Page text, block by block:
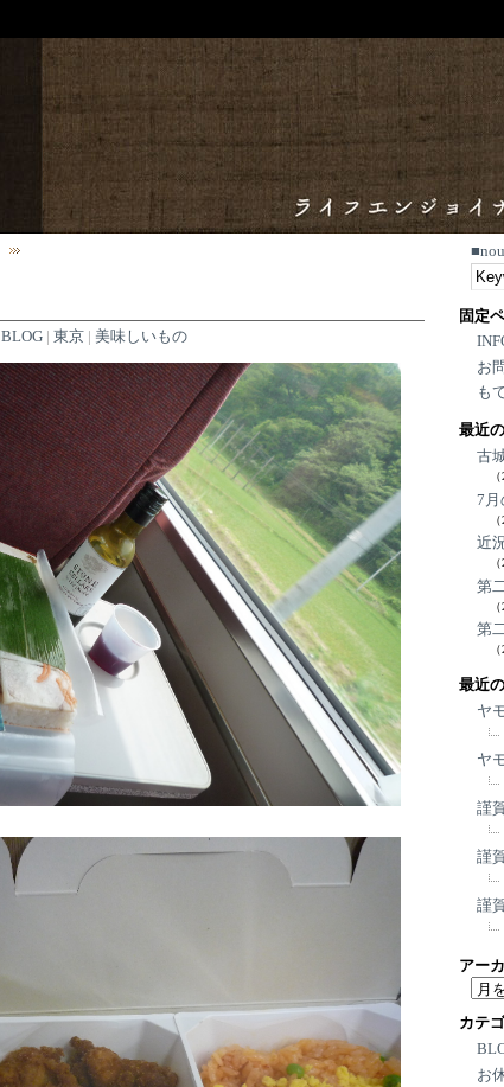
BLOG| 東京| 美味しいもの
固定
お
も
最近
古
7月
近
第
第
最近
ヤ
ヤ
謹
謹
謹
アー
ア
カ
イ
ブ
カテ
お